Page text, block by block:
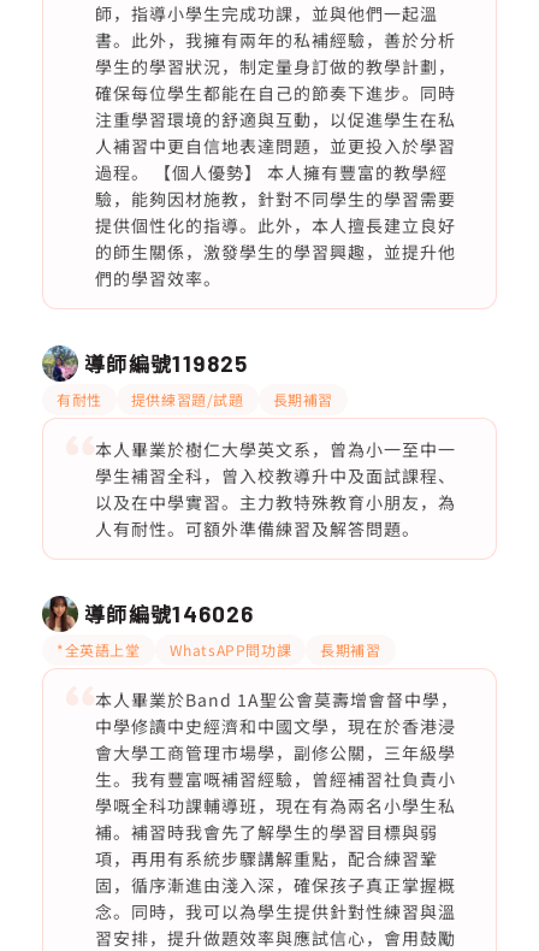
師，指導小學生完成功課，並與他們一起溫
書。此外，我擁有兩年的私補經驗，善於分析
學生的學習狀況，制定量身訂做的教學計劃，
確保每位學生都能在自己的節奏下進步。同時
注重學習環境的舒適與互動，以促進學生在私
人補習中更自信地表達問題，並更投入於學習
過程。 【個人優勢】 本人擁有豐富的教學經
驗，能夠因材施教，針對不同學生的學習需要
提供個性化的指導。此外，本人擅長建立良好
的師生關係，激發學生的學習興趣，並提升他
們的學習效率。
導師編號119825
有耐性 提供練習題/試題 長期補習
本人畢業於樹仁大學英文系，曾為小一至中一
學生補習全科，曾入校教導升中及面試課程、
以及在中學實習。主力教特殊教育小朋友，為
人有耐性。可額外準備練習及解答問題。
導師編號146026
*全英語上堂 WhatsAPP問功課 長期補習
本人畢業於Band 1A聖公會莫壽增會督中學，
中學修讀中史經濟和中國文學，現在於香港浸
會大學工商管理市場學，副修公關，三年級學
生。我有豐富嘅補習經驗，曾經補習社負責小
學嘅全科功課輔導班，現在有為兩名小學生私
補。補習時我會先了解學生的學習目標與弱
項，再用有系統步驟講解重點，配合練習鞏
固，循序漸進由淺入深，確保孩子真正掌握概
念。同時，我可以為學生提供針對性練習與溫
習安排，提升做題效率與應試信心，會用鼓勵